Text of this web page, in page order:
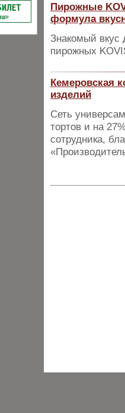
Пирожные
формула
Знакомый вкус
пирожных
Кемеровская
изделий
Сеть
тортов и на
сотрудника,